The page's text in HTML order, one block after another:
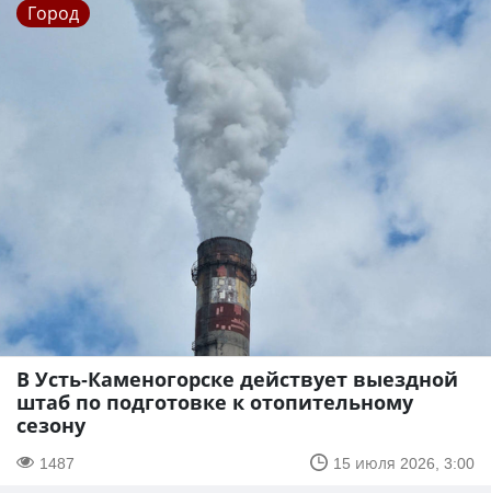
Город
В Усть-Каменогорске действует выездной
штаб по подготовке к отопительному
сезону
1487 15 июля 2026, 3:00